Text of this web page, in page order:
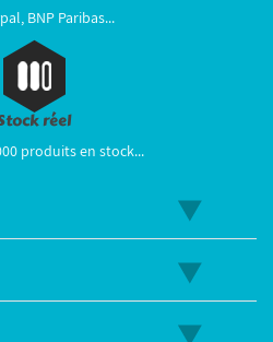
BNP Paribas...
réel
produits en stock...